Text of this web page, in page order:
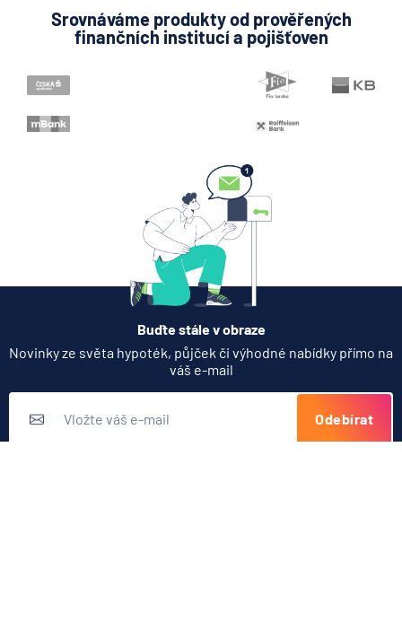
Srovnáváme produkty od prověřených
finančních institucí a pojišťoven
Buďte stále v obraze
Novinky ze světa hypoték, půjček či výhodné nabídky přímo na
váš e-mail
Odebírat